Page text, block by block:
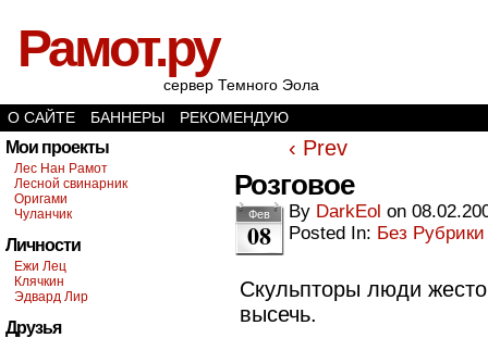
Рамот.ру
сервер Темного Эола
О САЙТЕ
БАННЕРЫ РЕКОМЕНДУЮ
Мои проекты
Лес Нан Рамот
Лесной свинарник
Оригами
Чуланчик
Личности
Ежи Лец
Клячкин
Эдвард Лир
Друзья
‹ Prev
Розговое
Фев
08
By DarkEol on
Posted In: Без Рубрики
Скульпторы люди
высечь.